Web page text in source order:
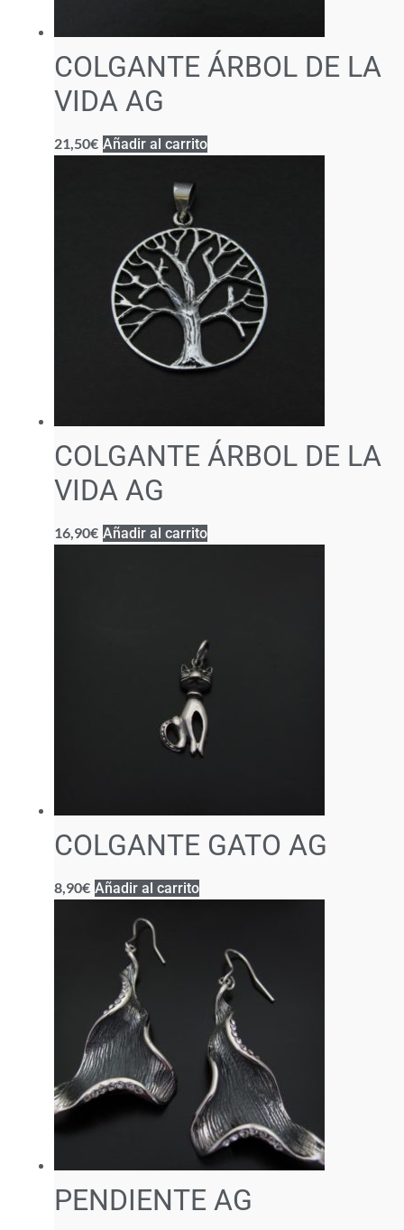
COLGANTE ÁRBOL DE LA
VIDA AG
21,50€ Añadir al carrito
COLGANTE ÁRBOL DE LA
VIDA AG
16,90€ Añadir al carrito
COLGANTE GATO AG
8,90€ Añadir al carrito
PENDIENTE AG